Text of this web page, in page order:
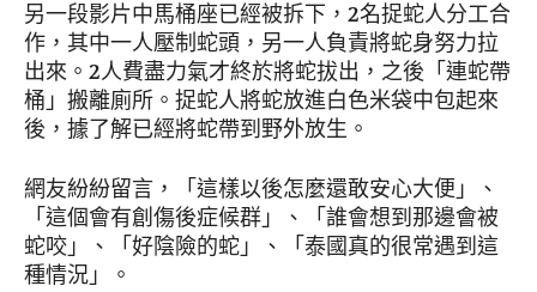
另一段影片中馬桶座已經被拆下，2名捉蛇人分工合
作，其中一人壓制蛇頭，另一人負責將蛇身努力拉
出來。2人費盡力氣才終於將蛇拔出，之後「連蛇帶
桶」搬離廁所。捉蛇人將蛇放進白色米袋中包起來
後，據了解已經將蛇帶到野外放生。
網友紛紛留言，「這樣以後怎麼還敢安心大便」、
「這個會有創傷後症候群」、「誰會想到那邊會被
蛇咬」、「好陰險的蛇」、「泰國真的很常遇到這
種情況」。